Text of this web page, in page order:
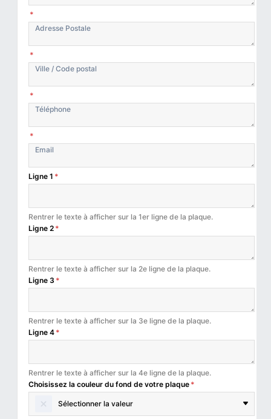
*
*
*
*
Ligne 1 *
Rentrer le texte à afficher sur la 1er ligne de la plaque.
Ligne 2 *
Rentrer le texte à afficher sur la 2e ligne de la plaque.
Ligne 3 *
Rentrer le texte à afficher sur la 3e ligne de la plaque.
Ligne 4 *
Rentrer le texte à afficher sur la 4e ligne de la plaque.
Choisissez la couleur du fond de votre plaque *
Sélectionner la valeur